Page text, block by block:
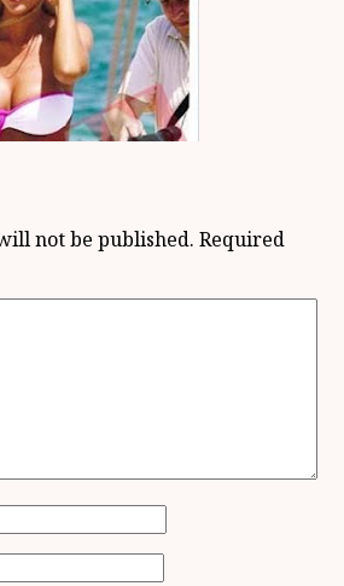
not be published. Required